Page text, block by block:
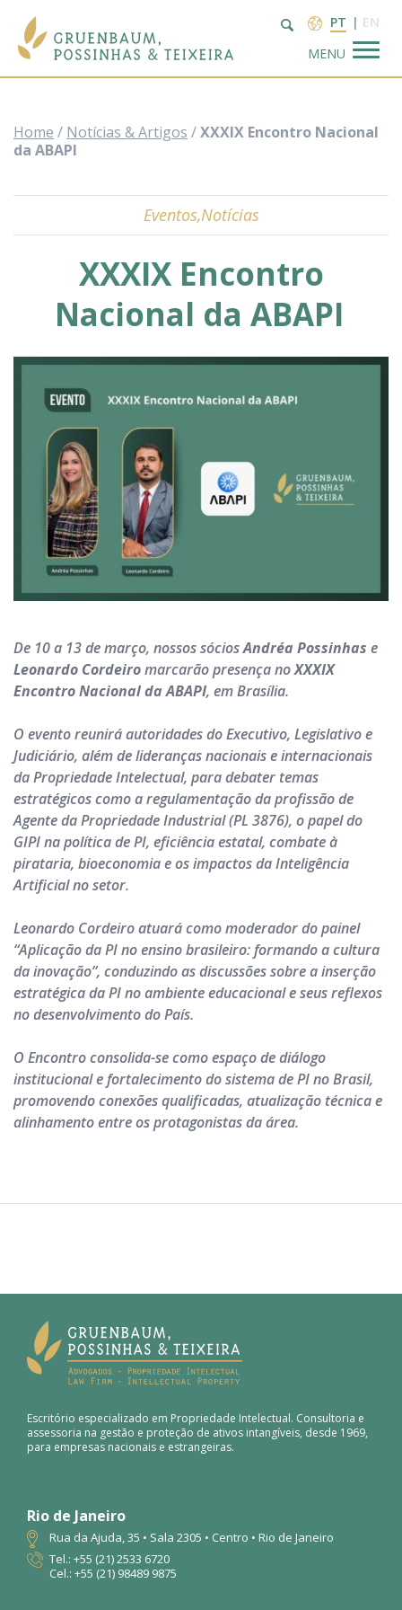
PT
EN
MENU
Escritório
Áreas de Atuação
Profissionais
Notícias & Artigos
Contato
FAQ
Home / Notícias & Artigos /XXXIX Encontro Nacional
da ABAPI
Eventos,Notícias
XXXIX Encontro
Nacional da ABAPI
De 10 a 13 de março, nossos sóciosAndréa Possinhas e
Leonardo Cordeiromarcarão presença noXXXIX
Encontro Nacional da ABAPI, em Brasília.
O evento reunirá autoridades do Executivo, Legislativo e
Judiciário, além de lideranças nacionais e internacionais
da Propriedade Intelectual, para debater temas
estratégicos como a regulamentação da profissão de
Agente da Propriedade Industrial (PL 3876), o papel do
GIPI na política de PI, eficiência estatal, combate à
pirataria, bioeconomia e os impactos da Inteligência
Artificial no setor.
Leonardo Cordeiro atuará como moderador do painel
“Aplicação da PI no ensino brasileiro: formando a cultura
da inovação”, conduzindo as discussões sobre a inserção
estratégica da PI no ambiente educacional e seus reflexos
no desenvolvimento do País.
O Encontro consolida-se como espaço de diálogo
institucional e fortalecimento do sistema de PI no Brasil,
promovendo conexões qualificadas, atualização técnica e
alinhamento entre os protagonistas da área.
Escritório especializado em Propriedade Intelectual. Consultoria e
assessoria na gestão e proteção de ativos intangíveis, desde 1969,
para empresas nacionais e estrangeiras.
Rio de Janeiro
Rua da Ajuda, 35 • Sala 2305 • Centro • Rio de Janeiro
Tel.: +55 (21) 2533 6720
Cel.: +55 (21) 98489 9875